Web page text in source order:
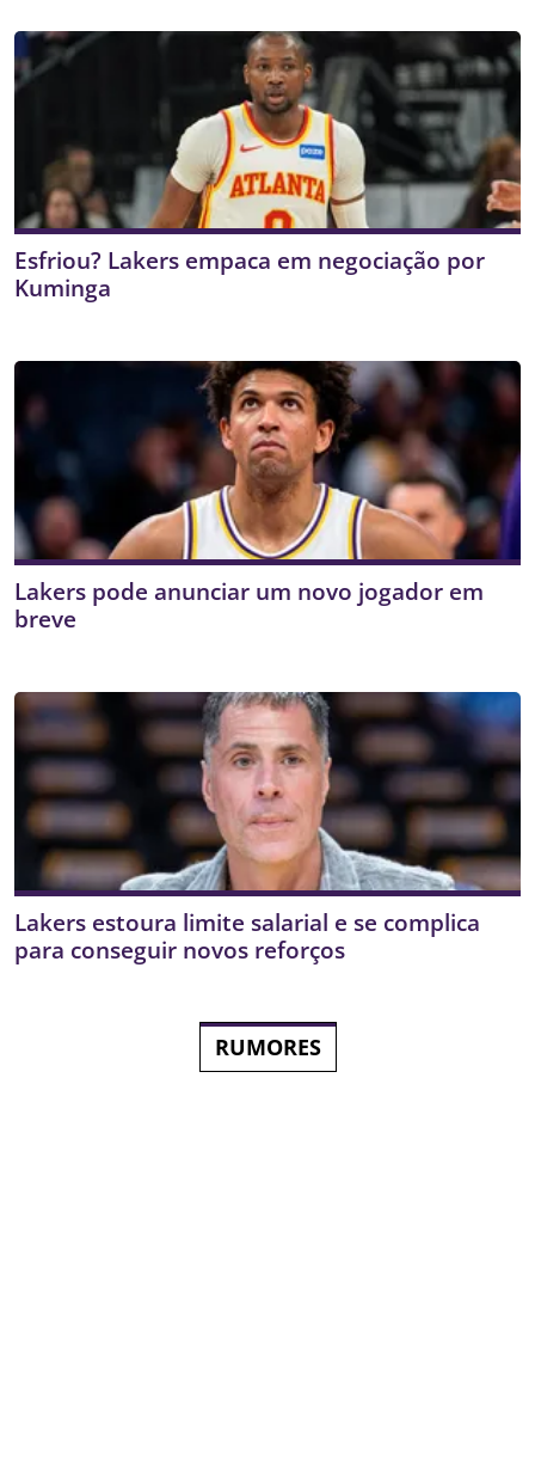
Esfriou? Lakers empaca em negociação por
Kuminga
Lakers pode anunciar um novo jogador em
breve
Lakers estoura limite salarial e se complica
para conseguir novos reforços
RUMORES